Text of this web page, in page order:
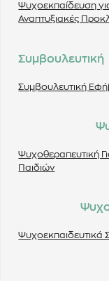
Ψυχοεκπαίδευση
Αναπτυξιακές
Συμβουλευτική
Συμβουλευτική
Ψυχοθεραπευτική
Παιδιών
Ψυχοεκπαιδευτικά